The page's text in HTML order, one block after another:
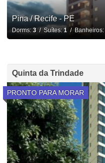
Pina / Recife - PE
Dorms: 3/ Suítes:1/ Banheiros:
Quinta da Trindade
PRONTO PARA MORAR